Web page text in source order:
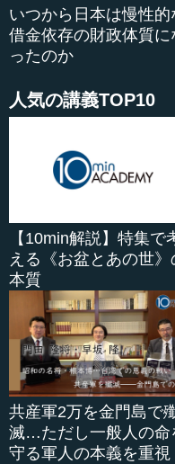
言いました。これは全部
は、それに気がついてい
いつから日本は慢性的
借金依存の財政体質に
ったのか
人気の講義TOP10
【10min解説】特集で
える《お盆とあの世》
本質
共産軍2万を金門島で
滅…ただし一般人の命
守る軍人の本義を重視